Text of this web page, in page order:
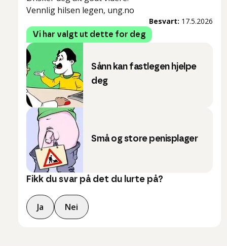
Vennlig hilsen legen, ung.no
Besvart: 17.5.2026
Vi har valgt ut dette for deg
Sånn kan fastlegen hjelpe
deg
Små og store penisplager
Fikk du svar på det du lurte på?
Ja Nei